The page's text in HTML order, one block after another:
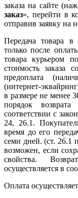
заказа на сайте
заказ», перейти в
отправив заявку на
Передача товара в
только после
товара курьером
стоимость заказа
предоплата
(интернет-
в размере не менее
порядок возврата
соответствии с
24, 26.1.
время до его
семи дней. (ст. 26.1
возможен, если
свойства.
осуществляется в
Оплата